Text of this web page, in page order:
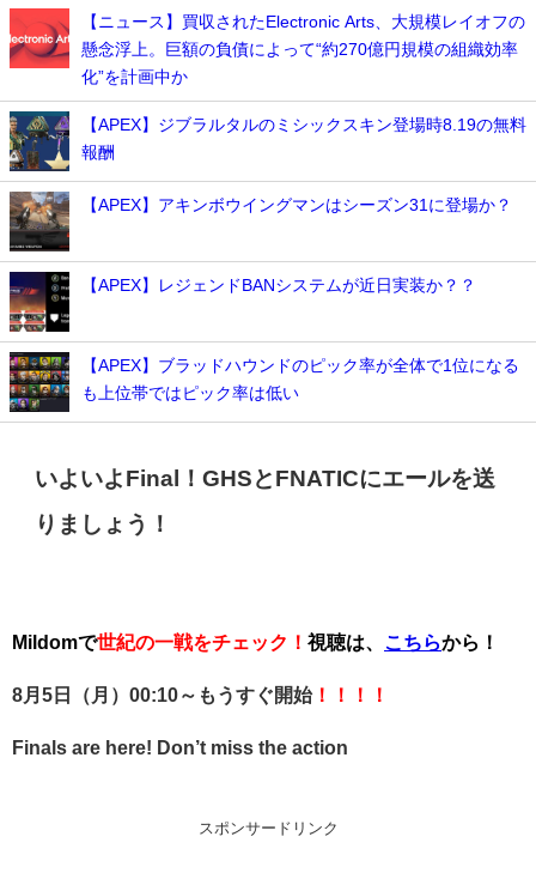
【ニュース】買収されたElectronic Arts、大規模レイオフの
懸念浮上。巨額の負債によって“約270億円規模の組織効率
化”を計画中か
【APEX】ジブラルタルのミシックスキン登場時8.19の無料
報酬
【APEX】アキンボウイングマンはシーズン31に登場か？
【APEX】レジェンドBANシステムが近日実装か？？
【APEX】ブラッドハウンドのピック率が全体で1位になる
も上位帯ではピック率は低い
いよいよFinal！GHSとFNATICにエールを送
りましょう！
Mildomで世紀の一戦をチェック！ 視聴は、 こちらから！
8月5日（月）00:10～もうすぐ開始！！！！
Finals are here! Don’t miss the action
スポンサードリンク